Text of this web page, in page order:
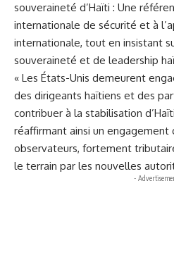
souveraineté d’Haïti : Une
internationale de sécurité et à
internationale, tout en insistant
souveraineté et de leadership
« Les États-Unis demeurent
des dirigeants haïtiens et des
contribuer à la stabilisation
réaffirmant ainsi un engagement
observateurs, fortement
le terrain par les nouvelles
-